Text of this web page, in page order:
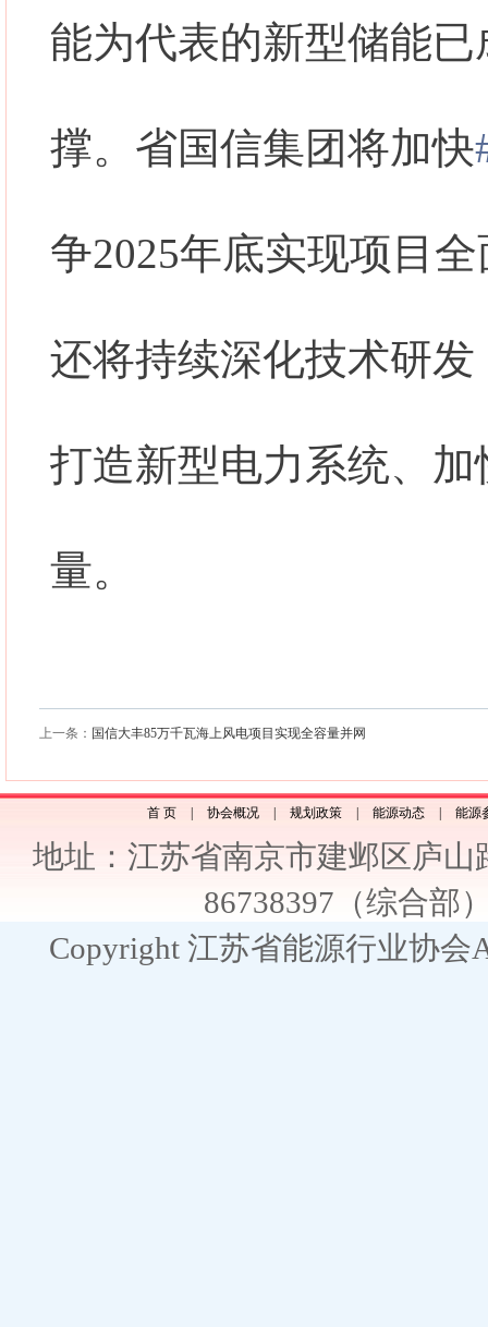
能为代表的新型储能
撑。省国信集团将加快
争2025年底实现项目
还将持续深化技术研
打造新型电力系统、
量。
上一条： 国信大丰85万千瓦海上风电项目实现全容量并网
首 页 协会概况 规划政策 能源动态 能源
地址：江苏省南京市建邺区庐山
86738397（综合部
Copyright 江苏省能源行业协会